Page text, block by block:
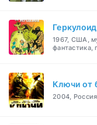
1967, США,
фантастика,
Ключи от
2004,